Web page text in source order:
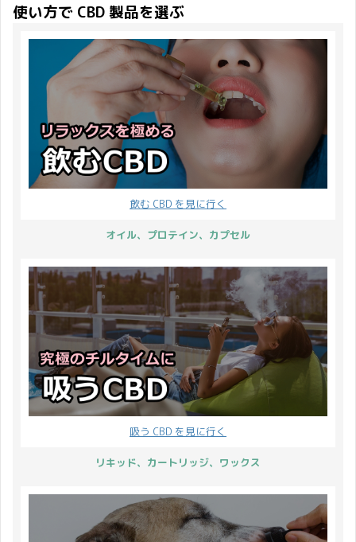
と同様に、またしても素
す。 二言じゃないかとい
うツッコミはさておき、
PharmaHemp のCBDカー
トリッジについてレビュ
ーしていきましょう♪ ま
ずは実 ...
ょう。 CBD ソフトカプ
セル最大の特徴は腸で溶
けること CBD ソフトカ
プセルは胃の中では溶け
なくて、小腸に到達 ...
す！ 概要はこちらです。
1部の商品 ポイント20倍
たまにランダムで ポイン
ト31倍！ 魔法の言葉で
ハロウィンプレゼント そ
れでは、CBDMANiA ハロ
ウィンイベント2022の
詳細をお伝えします。 開
催期間 10日間開催 2022
年10月28日(金)10:00か
ら11月6日(日)23:59ま
で。 ※開催期間内でのご
続いてポイントについ
て。 1部の商品 ポイン
...
ては CBDMANiA をご利
用いただいている皆さま
のお力添えあってのこと
と心から感謝しておりま
す。 そこで CBDMANiA
では日頃の感謝の意を込
めて「秋の大感謝祭！ラ
ストオータムキャンペー
ン2019」と銘打ち、複
数の特典が受けられる特
大キャンペーンを開催い
の概要はこちら↯ 5～
15% OFF クーポン 9%
ポイントバック 商品プレ
...
使い方で CBD 製品を選ぶ
飲む CBD を見に行く
オイル、プロテイン、カプセル
吸う CBD を見に行く
リキッド、カートリッジ、ワックス